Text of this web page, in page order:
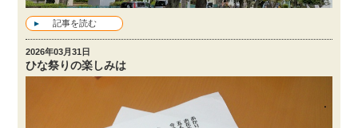
記事を読む
2026年03月31日
ひな祭りの楽しみは